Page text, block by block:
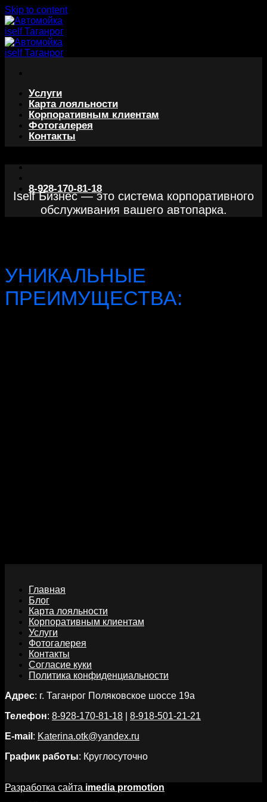
Skip to content
Услуги
Карта лояльности
Корпоративным клиентам
Фотогалерея
Контакты
8-928-170-81-18
Iself Бизнес — это система корпоративного
обслуживания вашего автопарка.
УНИКАЛЬНЫЕ
ПРЕИМУЩЕСТВА:
Главная
Блог
Карта лояльности
Корпоративным клиентам
Услуги
Фотогалерея
Контакты
Согласие куки
Политика конфиденциальности
Адрес: г. Таганрог Поляковское шоссе 19а
Телефон: 8-928-170-81-18
8-918-501-21-21
E-mail : Katerina.otk@yandex.ru
График работы: Круглосуточно
Разработка сайта imedia promotion